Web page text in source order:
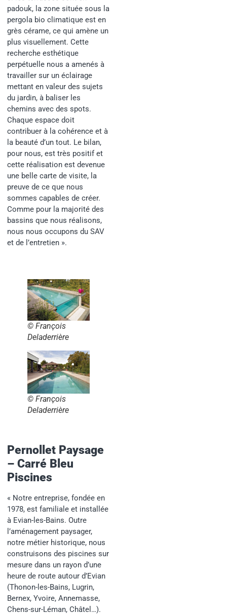
padouk, la zone située sous la
pergola bio climatique est en
grès cérame, ce qui amène un
plus visuellement. Cette
recherche esthétique
perpétuelle nous a amenés à
travailler sur un éclairage
mettant en valeur des sujets
du jardin, à baliser les
chemins avec des spots.
Chaque espace doit
contribuer à la cohérence et à
la beauté d’un tout. Le bilan,
pour nous, est très positif et
cette réalisation est devenue
une belle carte de visite, la
preuve de ce que nous
sommes capables de créer.
Comme pour la majorité des
bassins que nous réalisons,
nous nous occupons du SAV
et de l’entretien ».
© François
Deladerrière
© François
Deladerrière
Pernollet Paysage
– Carré Bleu
Piscines
« Notre entreprise, fondée en
1978, est familiale et installée
à Evian-les-Bains. Outre
l’aménagement paysager,
notre métier historique, nous
construisons des piscines sur
mesure dans un rayon d’une
heure de route autour d’Evian
(Thonon-les-Bains, Lugrin,
Bernex, Yvoire, Annemasse,
Chens-sur-Léman, Châtel…).